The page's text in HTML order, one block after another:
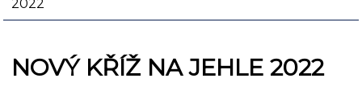
2022
NOVÝ KŘÍŽ NA JEHLE 2022